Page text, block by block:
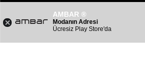
AMBAR ®
Modanın Adresi
Ücresiz Play Store'da